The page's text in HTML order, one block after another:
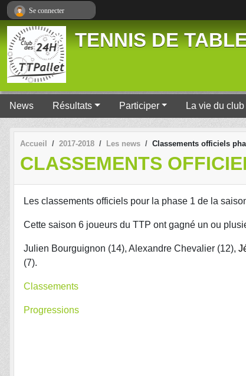
TENNIS DE
News Résultats Participer La vie du club
Accueil 2017-2018 Les news Classements officiels
CLASSEMENTS
Les classements officiels pour la phase 1 de la
Cette saison 6 joueurs du TTP ont gagné un ou
Julien Bourguignon (14), Alexandre Chevalier (12),
(7).
Classements
Progressions
Se connecter
Panneau de gestion des cookies